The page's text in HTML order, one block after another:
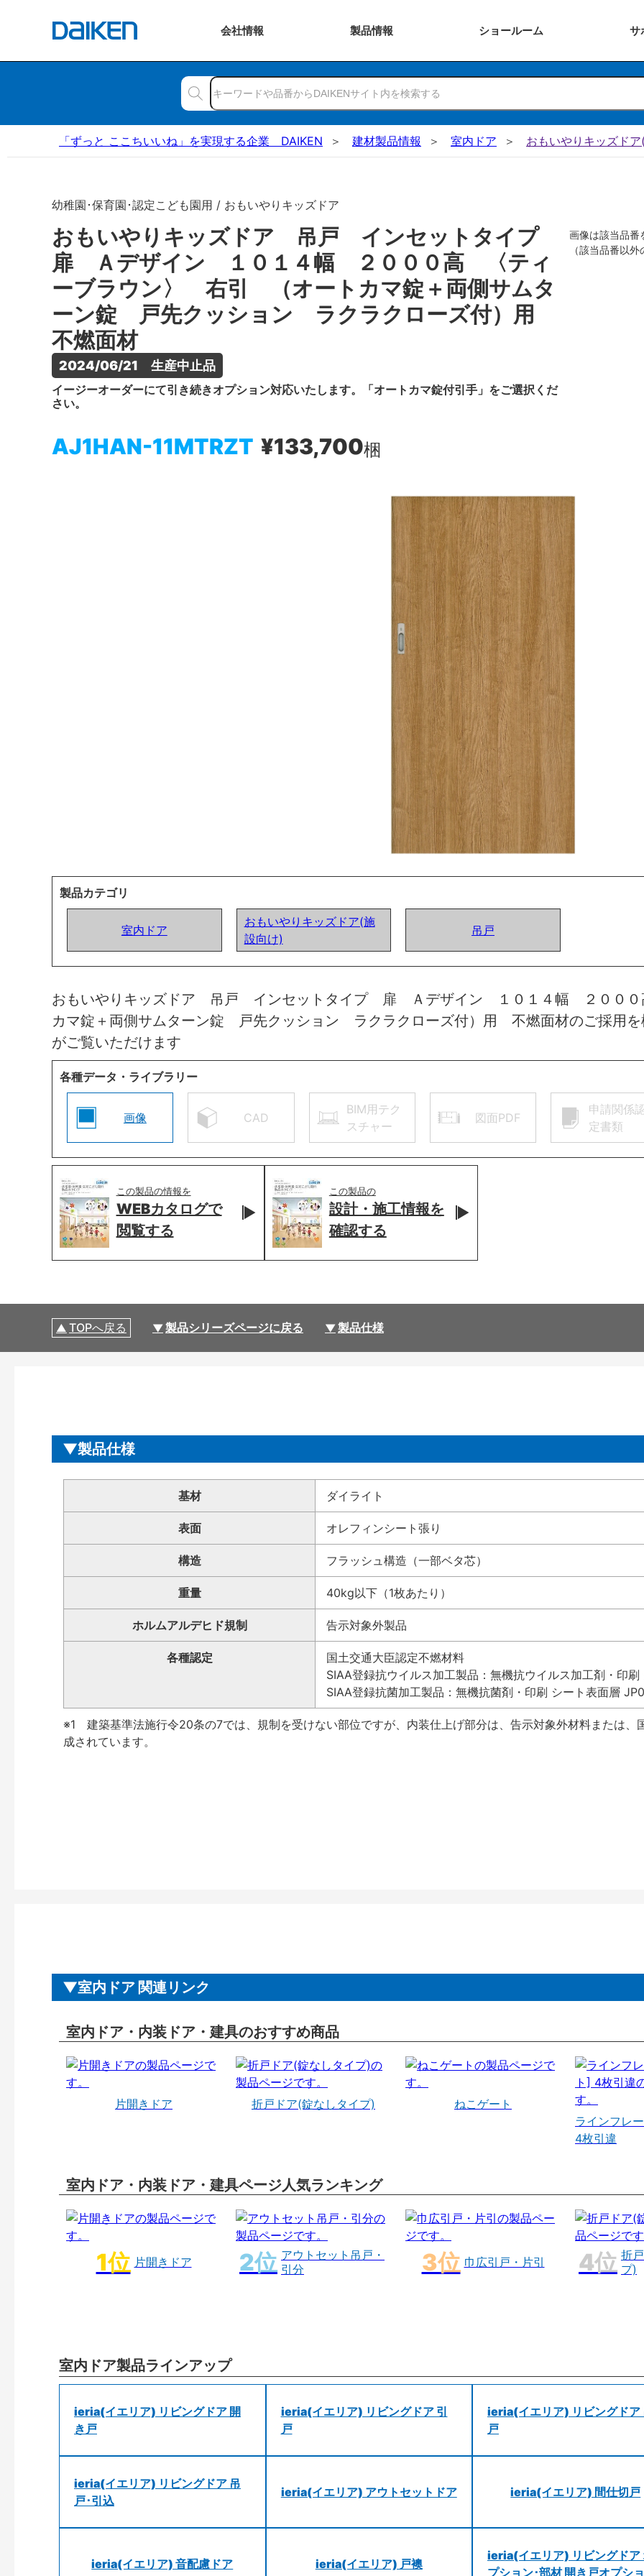
会社情報 製品情報 ショールーム サ
「ずっと ここちいいね」を実現する企業 DAIKEN 建材製品情報 室内ドア おもいやりキッズド
幼稚園･保育園･認定こども園用 / おもいやりキッズドア
おもいやりキッズドア 吊戸 インセットタイプ
扉 Ａデザイン １０１４幅 ２０００高 〈ティ
ーブラウン〉 右引 （オートカマ錠＋両側サムタ
ーン錠 戸先クッション ラクラクローズ付）用
不燃面材
2024/06/21　生産中止品
イージーオーダーにて引き続きオプション対応いたします。「オートカマ錠付引手」をご選択くだ
さい。
AJ1HAN-11MTRZT ¥133,700梱
画像は該当品番
（該当品番以
製品カテゴリ
室内ドア
おもいやりキッズドア(施
設向け)
吊戸
おもいやりキッズドア 吊戸 インセットタイプ 扉 Ａデザイン １０１４幅 ２００
カマ錠＋両側サムターン錠 戸先クッション ラクラクローズ付）用 不燃面材のご採用を
がご覧いただけます
各種データ・ライブラリー
画像 CAD
BIM用テク
スチャー
図面PDF
申請関係
定書類
この製品の情報を
WEBカタログで
閲覧する
この製品の
設計・施工情報を
確認する
TOPへ戻る 製品シリーズページに戻る 製品仕様
製品仕様
基材 ダイライト
表面 オレフィンシート張り
構造 フラッシュ構造（一部ベタ芯）
重量 40kg以下（1枚あたり）
ホルムアルデヒド規制 告示対象外製品
各種認定
国土交通大臣認定不燃材料
SIAA登録抗ウイルス加工製品：無機抗ウイルス加工剤・印
SIAA登録抗菌加工製品：無機抗菌剤・印刷 シート表面層
※1 建築基準法施行令20条の7では、規制を受けない部位ですが、内装仕上げ部分は、告示対象外材料また
成されています。
室内ドア 関連リンク
室内ドア・内装ドア・建具のおすすめ商品
片開きドア 折戸ドア(錠なしタイプ)
ねこゲート
ラインフレ
4枚引違
室内ドア・内装ドア・建具ページ人気ランキング
片開きドア
アウトセット吊戸・
引分
巾広引戸・片引
折
プ)
室内ドア製品ラインアップ
ieria(イエリア) リビングドア 開
き戸
ieria(イエリア) リビングドア 引
戸
ieria(イエリア) リビングドア
戸
ieria(イエリア) リビングドア 吊
戸･引込
ieria(イエリア) アウトセットドア ieria(イエリア) 間仕切戸
ieria(イエリア) 音配慮ドア ieria(イエリア) 戸襖
ieria(イエリア) リビングドア
プション･部材 開き戸オプシ